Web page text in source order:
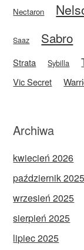
Nectaron
Saaz Sabro
Strata Sybilla
Vic Secret
Archiwa
kwiecień 2026
październik 2025
wrzesień 2025
sierpień 2025
lipiec 2025